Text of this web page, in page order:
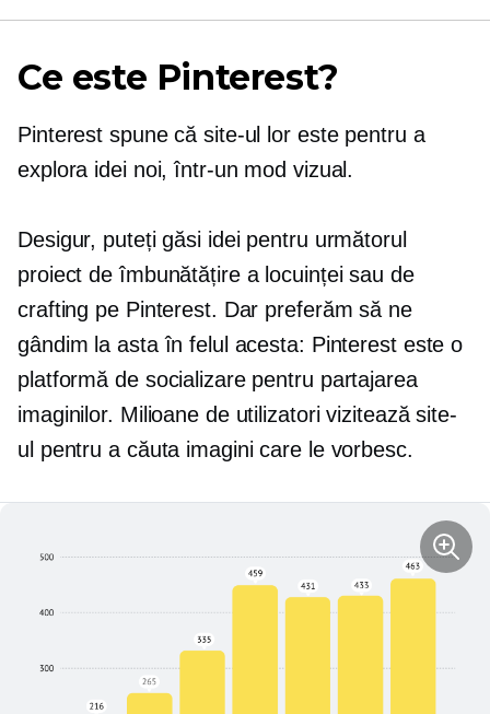
Ce este Pinterest?
Pinterest spune că site-ul lor este pentru a
explora idei noi, într-un mod vizual.
Desigur, puteți găsi idei pentru următorul
proiect de îmbunătățire a locuinței sau de
crafting pe Pinterest. Dar preferăm să ne
gândim la asta în felul acesta: Pinterest este o
platformă de socializare pentru partajarea
imaginilor. Milioane de utilizatori vizitează site-
ul pentru a căuta imagini care le vorbesc.